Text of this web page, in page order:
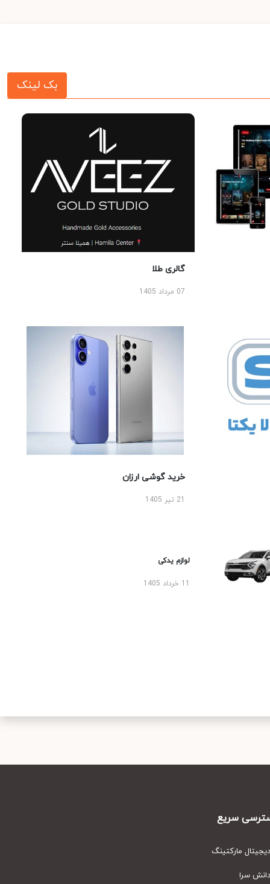
بک لینک
گالری طلا
07 مرداد 1405
خرید گوشی ارزان
لوازم یدکی
سریع
مارکتینگ
سرا